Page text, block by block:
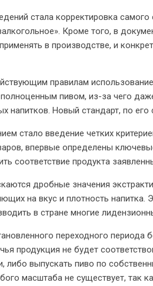
стала корректировка самого
Кроме того, в
в производстве, и
правилам
пивом, из-за чего
напитков. Новый стандарт, по
стало введение четких
впервые определены
соответствие продукта
дробные значения
на вкус и плотность
в стране многие
переходного периода
продукция не будет
либо выпускать пиво по
масштаба не существует, так